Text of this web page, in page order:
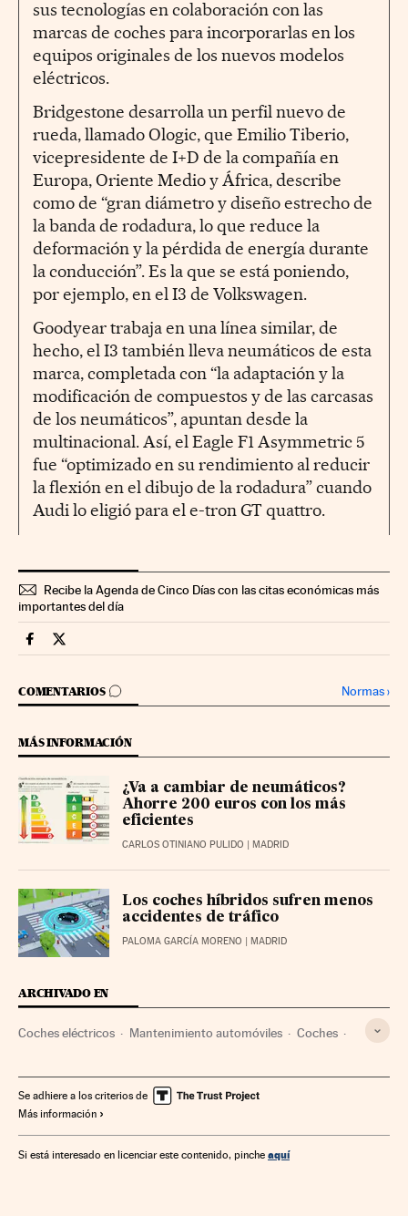
sus tecnologías en colaboración con las
marcas de coches para incorporarlas en los
equipos originales de los nuevos modelos
eléctricos.
Bridgestone desarrolla un perfil nuevo de
rueda, llamado Ologic, que Emilio Tiberio,
vicepresidente de I+D de la compañía en
Europa, Oriente Medio y África, describe
como de “gran diámetro y diseño estrecho de
la banda de rodadura, lo que reduce la
deformación y la pérdida de energía durante
la conducción”. Es la que se está poniendo,
por ejemplo, en el I3 de Volkswagen.
Goodyear trabaja en una línea similar, de
hecho, el I3 también lleva neumáticos de esta
marca, completada con “la adaptación y la
modificación de compuestos y de las carcasas
de los neumáticos”, apuntan desde la
multinacional. Así, el Eagle F1 Asymmetric 5
fue “optimizado en su rendimiento al reducir
la flexión en el dibujo de la rodadura” cuando
Audi lo eligió para el e-tron GT quattro.
Recibe la Agenda de Cinco Días con las citas económicas más
importantes del día
Extras Cinco Días en Facebook
Extras Cinco Días en Twitter
COMENTARIOS
IR A LOS COMENTARIOS Normas›
MÁS INFORMACIÓN
¿Va a cambiar de neumáticos?
Ahorre 200 euros con los más
eficientes
CARLOS OTINIANO PULIDO | MADRID
Los coches híbridos sufren menos
accidentes de tráfico
PALOMA GARCÍA MORENO | MADRID
ARCHIVADO EN
Coches eléctricos Mantenimiento automóviles Coches
Etiquetado Neumáticos Michelin Goodyear Dunlop
Audi Volkswagen Bridgestone
Se adhiere a los criterios de
Más información
Si está interesado en licenciar este contenido, pinche aquí